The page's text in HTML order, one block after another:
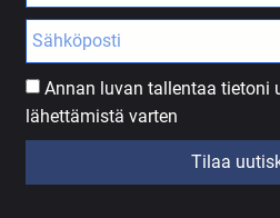
Annan luvan tallentaa tietoni
lähettämistä varten
Tilaa